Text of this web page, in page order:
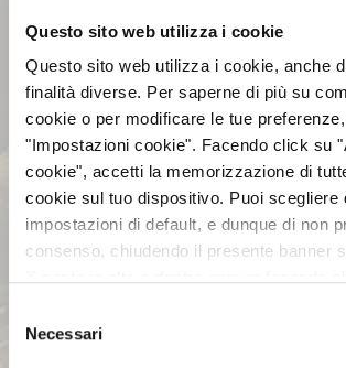
Questo sito web utilizza i cookie
Questo sito web utilizza i cookie, anche
finalità diverse. Per saperne di più su
cookie o per modificare le tue
"Impostazioni cookie". Facendo click su
cookie", accetti la memorizzazione di
cookie sul tuo dispositivo. Puoi scegliere
impostazioni di default, e dunque di non
consenso, chiudendo il presente banner
assenza dei cookie diversi da quelli
informazioni puoi consultare la nostra
delNecessari
Progetto di Bilancio di
esercizio
pubblicato il 13/03/2008
AZIENDA
INVESTOR RELATIONS
GOVERNANCE